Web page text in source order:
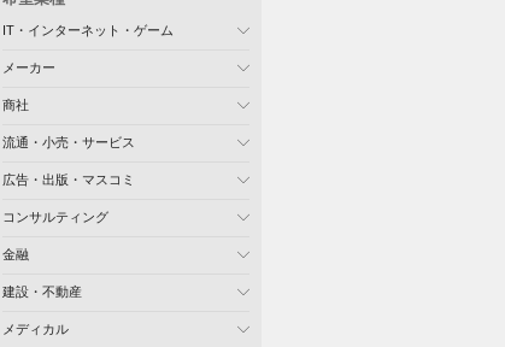
IT・インターネット・ゲーム
メーカー
商社
流通・小売・サービス
広告・出版・マスコミ
コンサルティング
金融
建設・不動産
メディカル